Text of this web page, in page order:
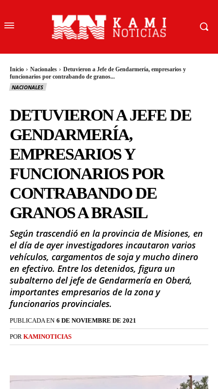
Inicio Nacionales
Detuvieron a Jefe de Gendarmería, empresarios y
funcionarios por contrabando de granos...
NACIONALES
DETUVIERON A JEFE DE
GENDARMERÍA,
EMPRESARIOS Y
FUNCIONARIOS POR
CONTRABANDO DE
GRANOS A BRASIL
Según trascendió en la provincia de Misiones, en
el día de ayer investigadores incautaron varios
vehículos, cargamentos de soja y mucho dinero
en efectivo. Entre los detenidos, figura un
subalterno del jefe de Gendarmería en Oberá,
importantes empresarios de la zona y
funcionarios provinciales.
PUBLICADA EN 6 DE NOVIEMBRE DE 2021
POR KAMINOTICIAS